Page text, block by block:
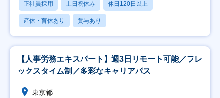
正社員採用 土日祝休み 休日120日以上
産休・育休あり 賞与あり
【人事労務エキスパート】週3日リモート可能／フレ
ックスタイム制／多彩なキャリアパス
東京都